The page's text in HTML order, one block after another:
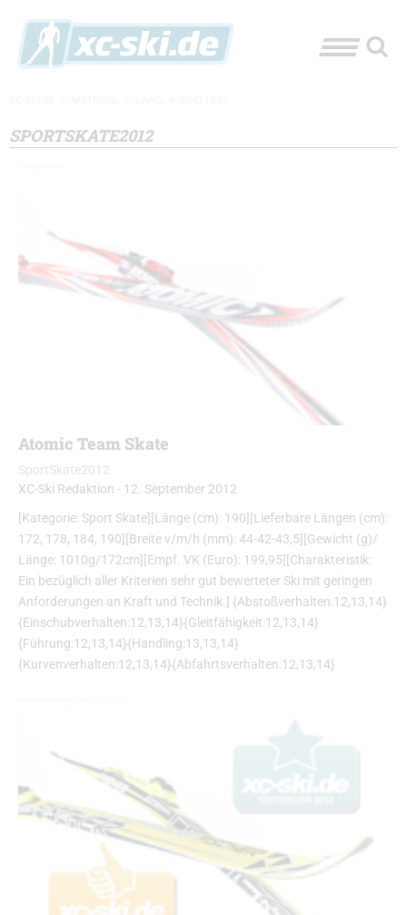
SPORTSKATE2012
Atomic Team Skate
SportSkate2012
XC-Ski Redaktion - 12. September 2012
[Kategorie: Sport Skate][Länge (cm): 190][Lieferbare Längen (cm):
172, 178, 184, 190][Breite v/m/h (mm): 44-42-43,5][Gewicht (g)/
Länge: 1010g/172cm][Empf. VK (Euro): 199,95][Charakteristik:
Ein bezüglich aller Kriterien sehr gut bewerteter Ski mit geringen
Anforderungen an Kraft und Technik.] {Abstoßverhalten:12,13,14}
{Einschubverhalten:12,13,14}{Gleitfähigkeit:12,13,14}
{Führung:12,13,14}{Handling:13,13,14}
{Kurvenverhalten:12,13,14}{Abfahrtsverhalten:12,13,14}